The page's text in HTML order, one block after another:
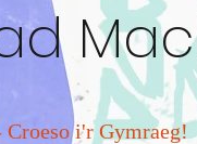
i'r Gymraeg!